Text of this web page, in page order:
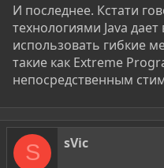
И последнее. Кстати
технологиями Java
использовать гибкие
такие как Extreme
непосредственным
S sVic